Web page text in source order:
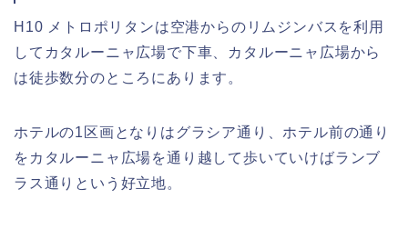
H10 メトロポリタンは空港からのリムジンバスを利用
してカタルーニャ広場で下車、カタルーニャ広場から
は徒歩数分のところにあります。
ホテルの1区画となりはグラシア通り、ホテル前の通り
をカタルーニャ広場を通り越して歩いていけばランブ
ラス通りという好立地。